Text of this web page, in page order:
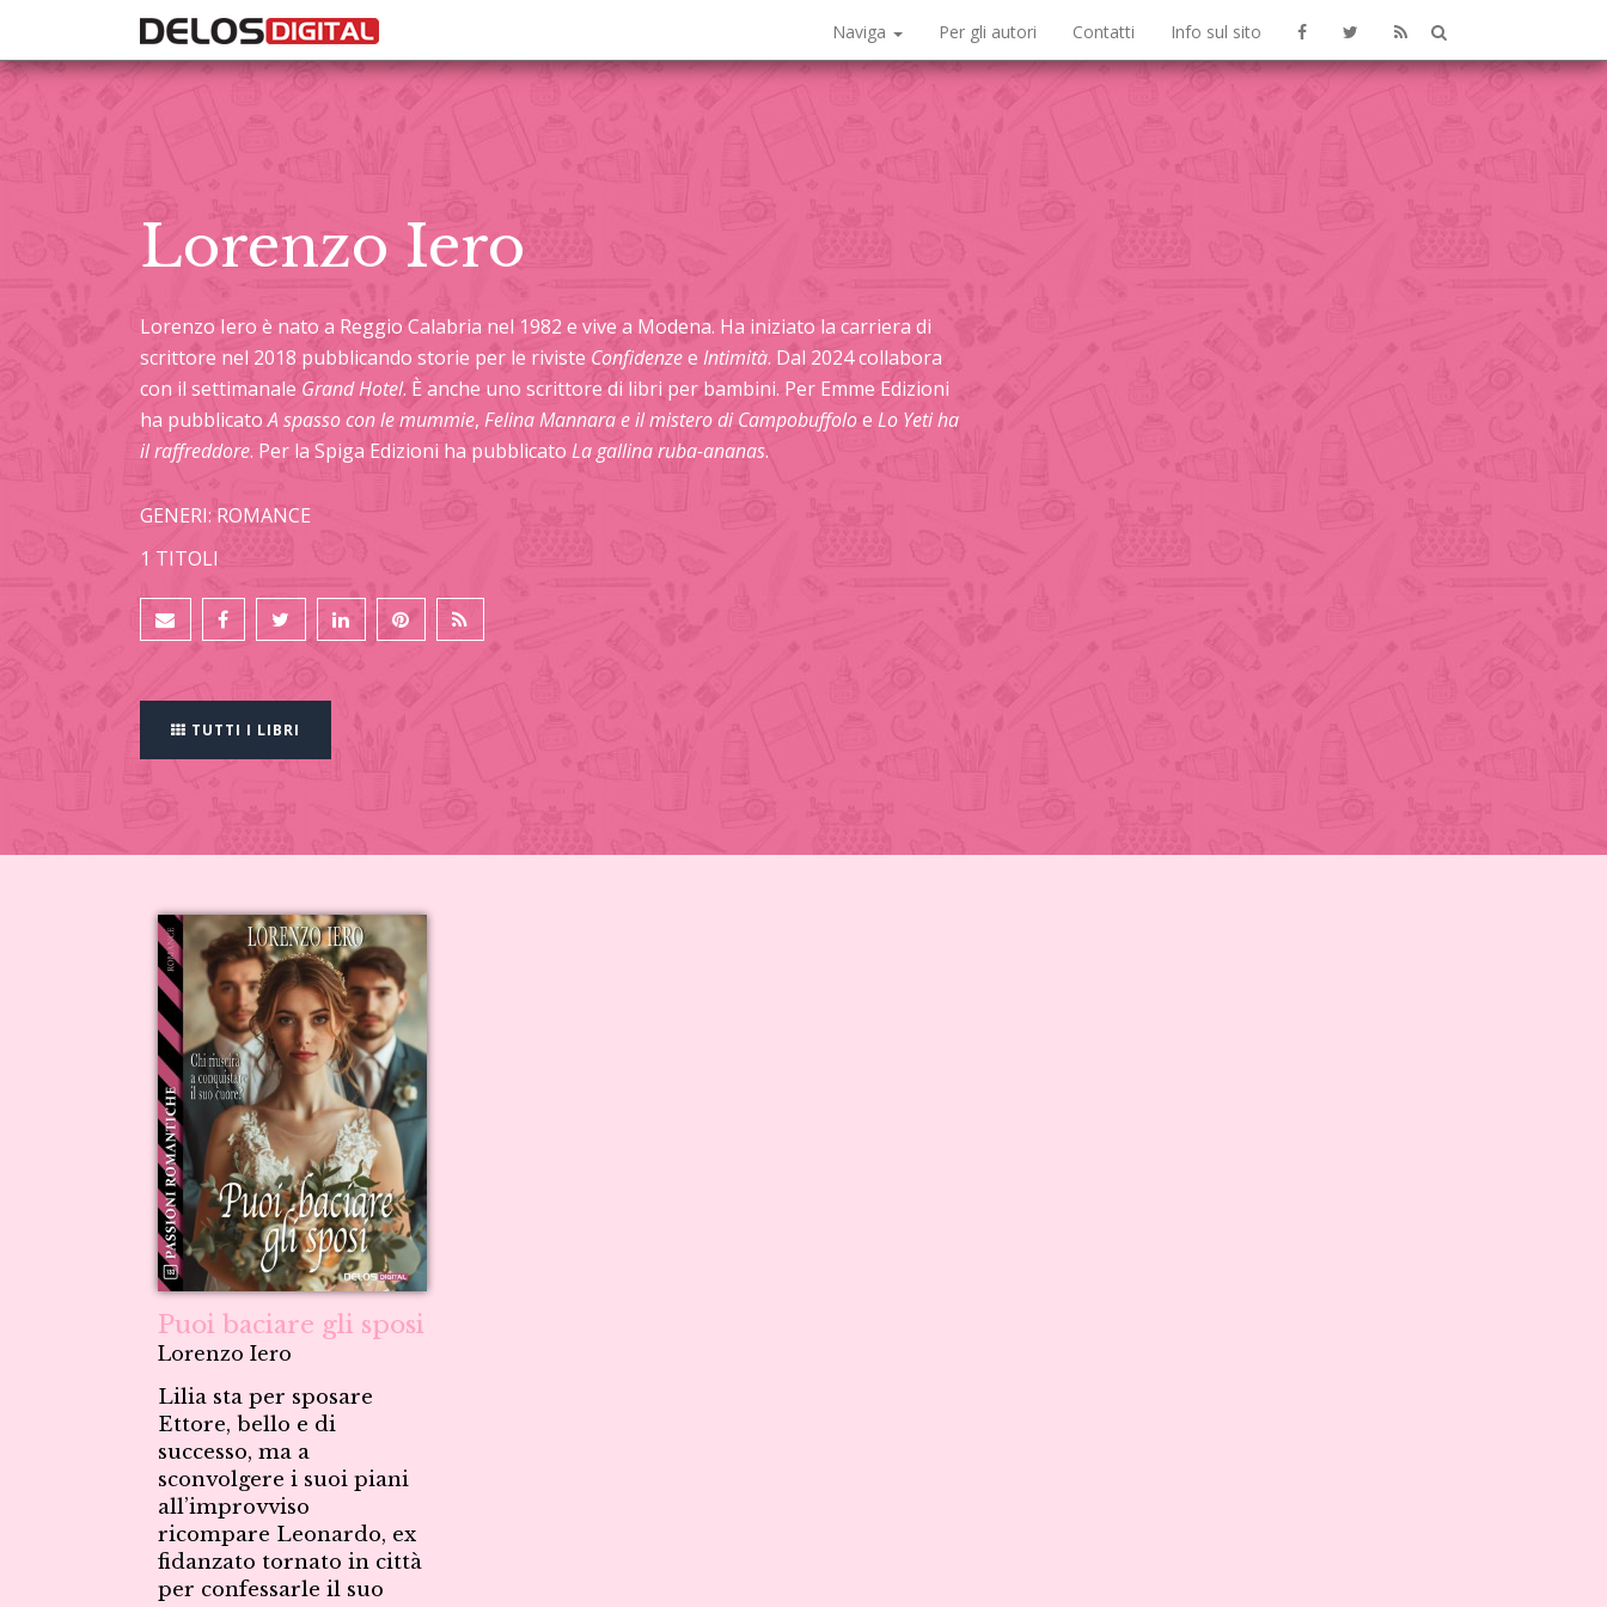
Naviga Per gli autori Contatti Info sul sito
Lorenzo Iero
Lorenzo Iero è nato a Reggio Calabria nel 1982 e vive a Modena. Ha iniziato la carriera di
scrittore nel 2018 pubblicando storie per le riviste Confidenzee Intimità. Dal 2024 collabora
con il settimanale Grand Hotel. È anche uno scrittore di libri per bambini. Per Emme Edizioni
ha pubblicatoA spasso con le mummie, Felina Mannara e il mistero di Campobuffoloe Lo Yeti ha
il raffreddore. Per la Spiga Edizioni ha pubblicato La gallina ruba-ananas.
GENERI: ROMANCE
1 TITOLI
TUTTI I LIBRI
Puoi baciare gli sposi
Lorenzo Iero
Lilia sta per sposare
Ettore, bello e di
successo, ma a
sconvolgere i suoi piani
all’improvviso
ricompare Leonardo, ex
fidanzato tornato in città
per confessarle il suo